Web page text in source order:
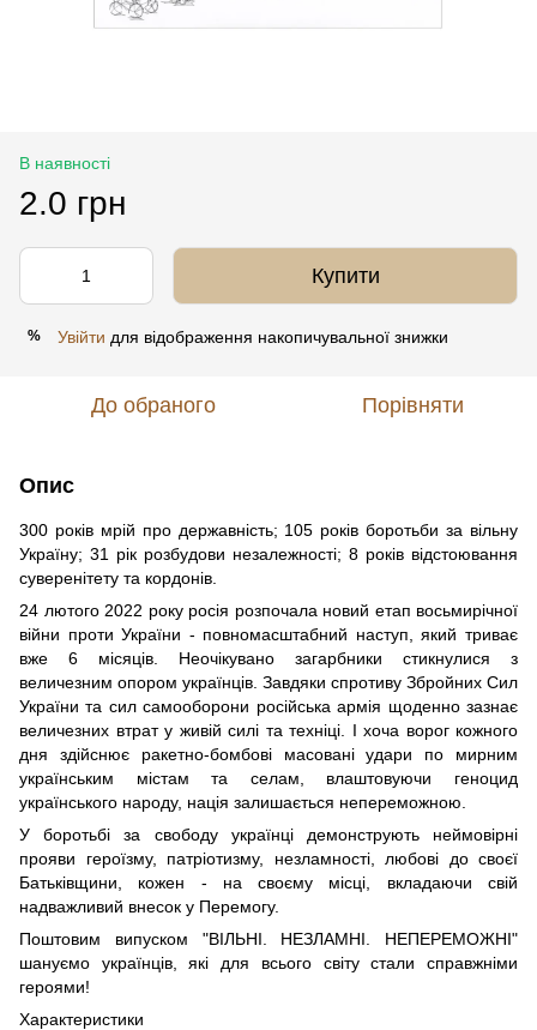
В наявності
2.0 грн
Купити
% Увійти для відображення накопичувальної знижки
До обраного Порівняти
Опис
300 років мрій про державність; 105 років боротьби за вільну
Україну; 31 рік розбудови незалежності; 8 років відстоювання
суверенітету та кордонів.
24 лютого 2022 року росія розпочала новий етап восьмирічної
війни проти України - повномасштабний наступ, який триває
вже 6 місяців. Неочікувано загарбники стикнулися з
величезним опором українців. Завдяки спротиву Збройних Сил
України та сил самооборони російська армія щоденно зазнає
величезних втрат у живій силі та техніці. І хоча ворог кожного
дня здійснює ракетно-бомбові масовані удари по мирним
українським містам та селам, влаштовуючи геноцид
українського народу, нація залишається непереможною.
У боротьбі за свободу українці демонструють неймовірні
прояви героїзму, патріотизму, незламності, любові до своєї
Батьківщини, кожен - на своєму місці, вкладаючи свій
надважливий внесок у Перемогу.
Поштовим випуском "ВІЛЬНІ. НЕЗЛАМНІ. НЕПЕРЕМОЖНІ"
шануємо українців, які для всього світу стали справжніми
героями!
Характеристики